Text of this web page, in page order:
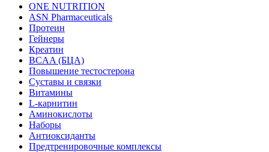
ONE NUTRITION
ASN Pharmaceuticals
Протеин
Гейнеры
Креатин
BCAA (БЦА)
Повышение тестостерона
Суставы и связки
Витамины
L-карнитин
Аминокислоты
Наборы
Антиоксиданты
Предтренировочные комплексы